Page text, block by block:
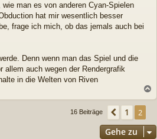
man es von anderen Cyan-Spielen
hat mir wesentlich besser
frage ich mich, ob das jemals auch bei
Denn wenn man das Spiel und die
allem auch wegen der Rendergrafik
in die Welten von Riven
a
o
b
16 Beiträge Vorherige
1 2
Gehe zu